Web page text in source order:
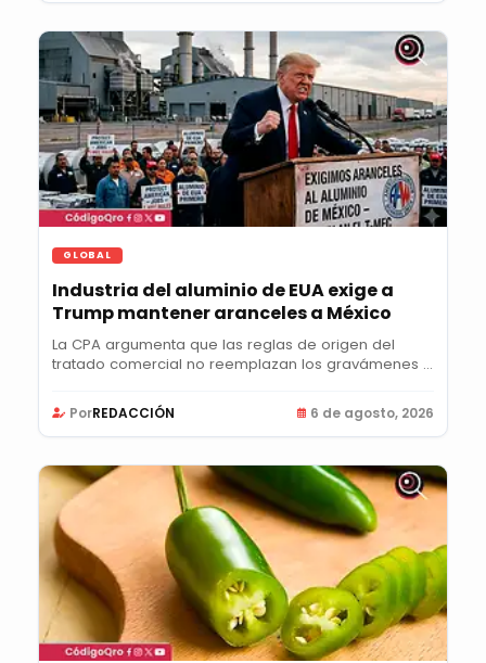
GLOBAL
Industria del aluminio de EUA exige a
Trump mantener aranceles a México
La CPA argumenta que las reglas de origen del
tratado comercial no reemplazan los gravámenes y
PorREDACCIÓN 6 de agosto, 2026